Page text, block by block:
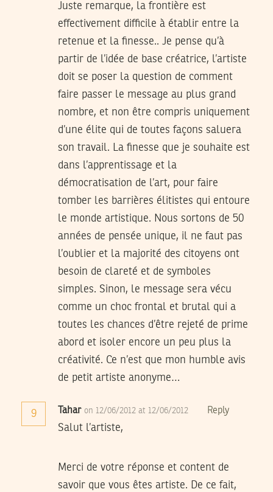
Juste remarque, la frontière est
effectivement difficile à établir entre la
retenue et la finesse.. Je pense qu’à
partir de l’idée de base créatrice, l’artiste
doit se poser la question de comment
faire passer le message au plus grand
nombre, et non être compris uniquement
d’une élite qui de toutes façons saluera
son travail. La finesse que je souhaite est
dans l’apprentissage et la
démocratisation de l’art, pour faire
tomber les barrières élitistes qui entoure
le monde artistique. Nous sortons de 50
années de pensée unique, il ne faut pas
l’oublier et la majorité des citoyens ont
besoin de clareté et de symboles
simples. Sinon, le message sera vécu
comme un choc frontal et brutal qui a
toutes les chances d’être rejeté de prime
abord et isoler encore un peu plus la
créativité. Ce n’est que mon humble avis
de petit artiste anonyme…
9 Tahar on 12/06/2012 at 12/06/2012 Reply
Salut l’artiste,
Merci de votre réponse et content de
savoir que vous êtes artiste. De ce fait,